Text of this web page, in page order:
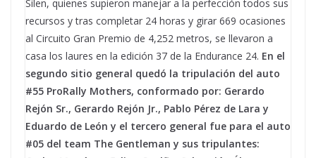
Silen, quienes supieron manejar a la perfección todos sus
recursos y tras completar 24 horas y girar 669 ocasiones
al Circuito Gran Premio de 4,252 metros, se llevaron a
casa los laures en la edición 37 de la Endurance 24. En el
segundo sitio general quedó la tripulación del auto
#55 ProRally Mothers, conformado por: Gerardo
Rejón Sr., Gerardo Rejón Jr., Pablo Pérez de Lara y
Eduardo de León y el tercero general fue para el auto
#05 del team The Gentleman y sus tripulantes: